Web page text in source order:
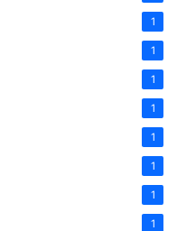
1
1
1
1
1
1
1
1